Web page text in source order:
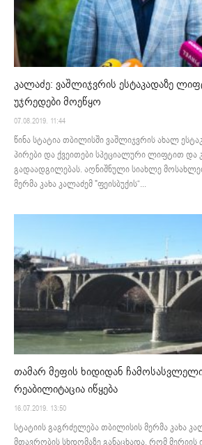
კალაძე: ვაშლიჯვრის ესტაკადაზე
უჯრედები მოეწყო
07.08.2019. 11:44
წინა სტატია თბილისში ვაშლიჯვრის ახალ
პირები და ქვეითები სპეციალური ლიფტით და
გადაადგილებას. აღნიშნული სიახლე
მერმა კახა კალაძემ "ფეისბუქის“...
თამარ მეფის ხიდიდან
რეაბილიტაცია იწყება
16.07.2019. 13:50
სტატიის გაგრძელება თბილისის მერმა კახა
მთავრობის სხდომაზე განაცხადა, რომ